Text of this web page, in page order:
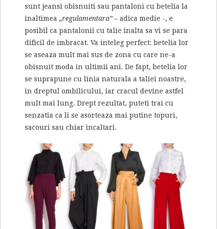
sunt jeansi obisnuiti sau pantaloni cu betelia la
inaltimea „regulamentara”– adica medie -, e
posibil ca pantalonii cu talie inalta sa vi se para
dificil de imbracat. Va inteleg perfect: betelia lor
se aseaza mult mai sus de zona cu care ne-a
obisnuit moda in ultimii ani. De fapt, betelia lor
se suprapune cu linia naturala a taliei noastre,
in dreptul ombilicului, iar cracul devine astfel
mult mai lung. Drept rezultat, puteti trai cu
senzatia ca li se asorteaza mai putine topuri,
sacouri sau chiar incaltari.